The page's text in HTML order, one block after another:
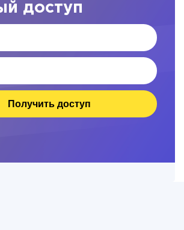
доступ
Получить доступ